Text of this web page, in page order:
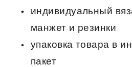
индивидуальный
манжет и резинки
упаковка товара в
пакет